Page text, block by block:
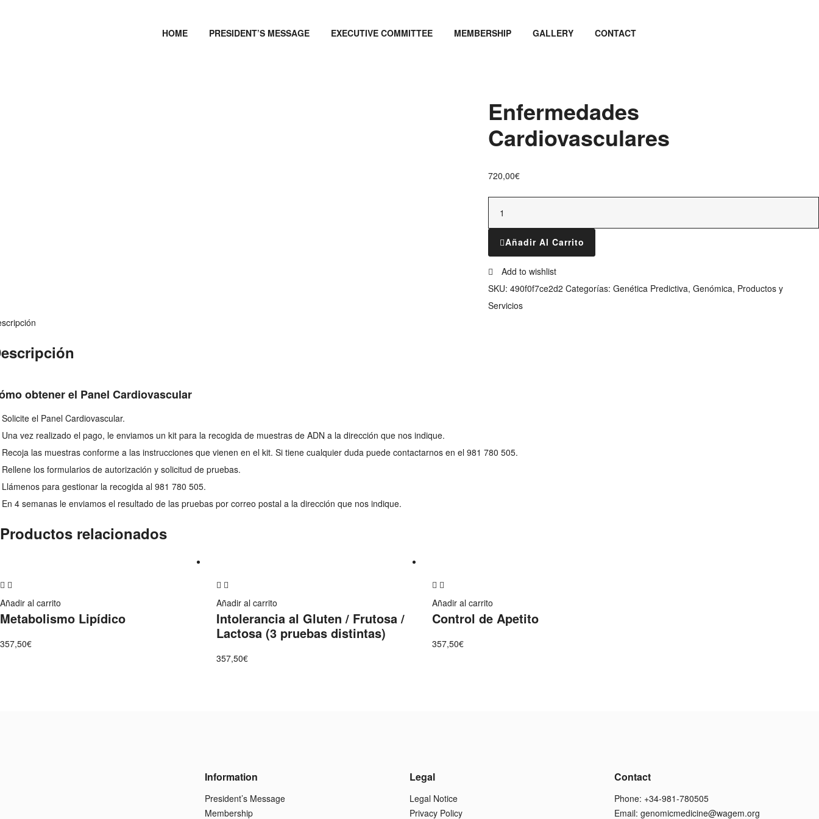
HOME PRESIDENT’S MESSAGE EXECUTIVE COMMITTEE MEMBERSHIP GALLERY CONTACT
Enfermedades
Cardiovasculares
720,00€
Añadir Al Carrito
Add to wishlist
SKU:490f0f7ce2d2 Categorías:Genética Predictiva,Genómica, Productos y
Servicios
obtener el Panel Cardiovascular
Solicite el Panel Cardiovascular.
Una vez realizado el pago, le enviamos un kit para la recogida de muestras de ADN a la dirección que nos indique.
Recoja las muestras conforme a las instrucciones que vienen en el kit. Si tiene cualquier duda puede contactarnos en el981 780 505.
Rellene los formularios de autorización y solicitud de pruebas.
Llámenos para gestionar la recogida al981 780 505.
En 4 semanas le enviamos el resultado de las pruebas por correo postal a la dirección que nos indique.
Productos relacionados
to
wishlist
Añadir al carrito
Metabolismo Lipídico
357,50€
to
wishlist
Añadir al carrito
Intolerancia al Gluten / Frutosa /
Lactosa (3 pruebas distintas)
357,50€
to
wishlist
Añadir al carrito
Control de Apetito
357,50€
Information
President’s Message
Membership
Legal
Legal Notice
Privacy Policy
Contact
Phone: +34-981-780505
Email: genomicmedicine@wagem.org